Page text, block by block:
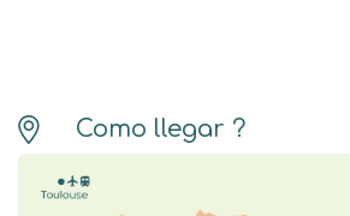
Como llegar ?